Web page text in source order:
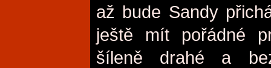
až bude Sandy
ještě mít pořádné
šíleně drahé a